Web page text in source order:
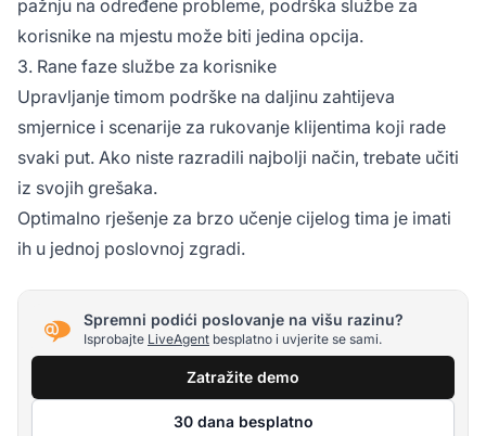
pažnju na određene probleme, podrška službe za
korisnike na mjestu može biti jedina opcija.
3. Rane faze službe za korisnike
Upravljanje timom podrške na daljinu zahtijeva
smjernice i scenarije za rukovanje klijentima koji rade
svaki put. Ako niste razradili najbolji način, trebate učiti
iz svojih grešaka.
Optimalno rješenje za brzo učenje cijelog tima je imati
ih u jednoj poslovnoj zgradi.
Spremni podići poslovanje na višu razinu?
Isprobajte LiveAgent besplatno i uvjerite se sami.
Zatražite demo
30 dana besplatno